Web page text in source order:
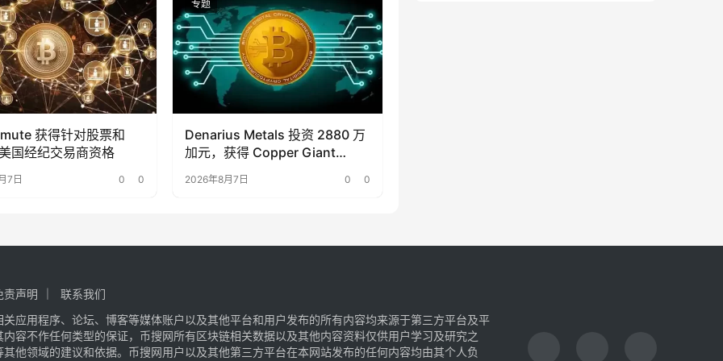
获得针对股票和
国经纪交易商资格
7日 0 0
专题
Denarius Metals 投资 2880 万
加元，获得 Copper Giant
Resources 15.6% 的股份
2026年8月7日 0 0
责声明
联系我们
应用程序、论坛、博客等媒体账户以及其他平台和用户发布的所有内容均来源于第三方平台及平
容不作任何类型的保证，币搜网所有区块链相关数据以及其他内容资料仅供用户学习及研究之
他领域的建议和依据。币搜网用户以及其他第三方平台在本网站发布的任何内容均由其个人负